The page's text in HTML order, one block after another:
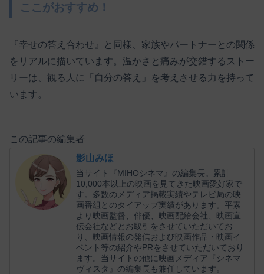
ここがおすすめ！
『幸せの答え合わせ』と同様、家族やパートナーとの関係
をリアルに描いています。温かさと痛みが交錯するストー
リーは、観る人に「自分の答え」を考えさせる力を持って
います。
この記事の編集者
影山みほ
当サイト『MIHOシネマ』の編集長。累計
10,000本以上の映画を見てきた映画愛好家で
す。多数のメディア掲載実績やテレビ局の映
画番組とのタイアップ実績があります。平素
より映画監督、俳優、映画配給会社、映画宣
伝会社などとお取引をさせていただいてお
り、映画情報の発信および映画作品・映画イ
ベント等の紹介やPRをさせていただいており
ます。当サイトの他に映画メディア『シネマ
ヴィスタ』の編集長も兼任しています。